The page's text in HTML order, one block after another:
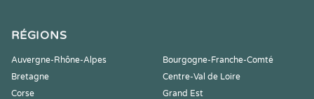
RÉGIONS
Auvergne-Rhône-Alpes
Bourgogne-Franche-Comté
Bretagne
Centre-Val de Loire
Corse
Grand Est